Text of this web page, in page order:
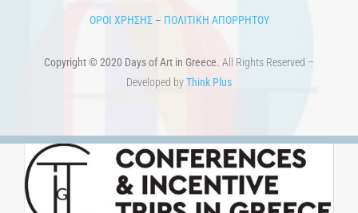
Developed by
Think Plus